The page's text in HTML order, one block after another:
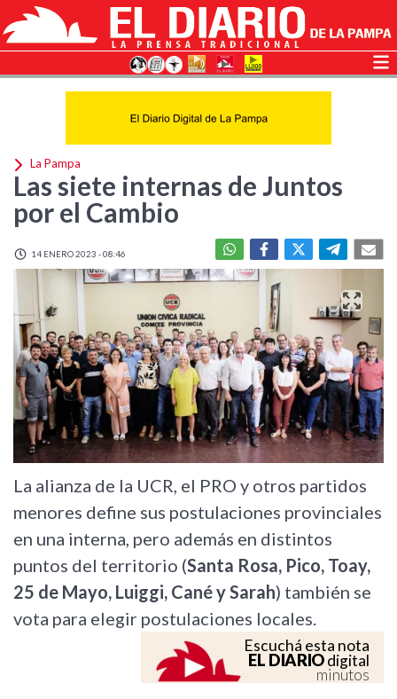
La Pampa
Las siete internas de Juntos
por el Cambio
14 ENERO 2023 - 08:46
La alianza de la UCR, el PRO y otros partidos
menores define sus postulaciones provinciales
en una interna, pero además en distintos
puntos del territorio (Santa Rosa, Pico, Toay,
25 de Mayo, Luiggi, Cané y Sarah) también se
vota para elegir postulaciones locales.
Escuchá esta nota
EL DIARIOdigital
minutos